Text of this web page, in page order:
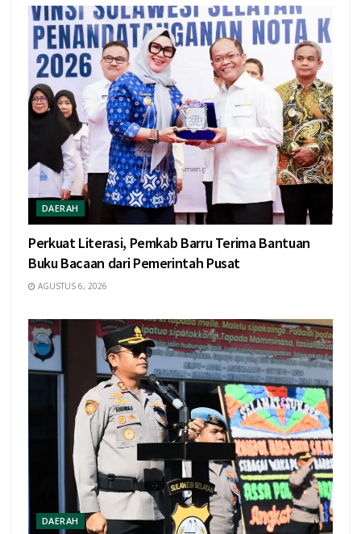
DAERAH
Perkuat Literasi, Pemkab Barru Terima Bantuan
Buku Bacaan dari Pemerintah Pusat
AGUSTUS 6, 2026
DAERAH